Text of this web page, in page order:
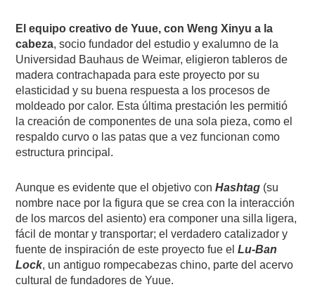
El equipo creativo de Yuue, con Weng Xinyu a la
cabeza, socio fundador del estudio y exalumno de la
Universidad Bauhaus de Weimar, eligieron tableros de
madera contrachapada para este proyecto por su
elasticidad y su buena respuesta a los procesos de
moldeado por calor. Esta última prestación les permitió
la creación de componentes de una sola pieza, como el
respaldo curvo o las patas que a vez funcionan como
estructura principal.
Aunque es evidente que el objetivo conHashtag (su
nombre nace por la figura que se crea con la interacción
de los marcos del asiento) era componer una silla ligera,
fácil de montar y transportar; el verdadero catalizador y
fuente de inspiración de este proyecto fue elLu-Ban
Lock, un antiguo rompecabezas chino, parte del acervo
cultural de fundadores de Yuue.